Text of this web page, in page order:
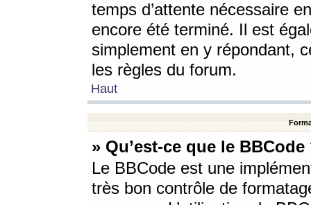
temps d’attente nécessaire
encore été terminé. Il est
simplement en y répondant,
les règles du forum.
Haut
» Qu’est-ce que le BBCode
Le BBCode est une
très bon contrôle de